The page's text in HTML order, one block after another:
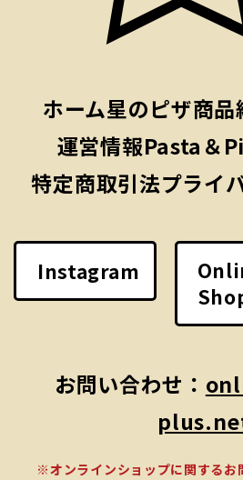
ホーム星のピザ商品
運営情報Pasta＆
特定商取引法プライ
Instagram
お問い合わせ：
※オンラインショップに関する